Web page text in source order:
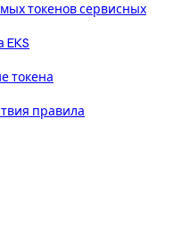
токенов сервисных
EKS
токена
правила